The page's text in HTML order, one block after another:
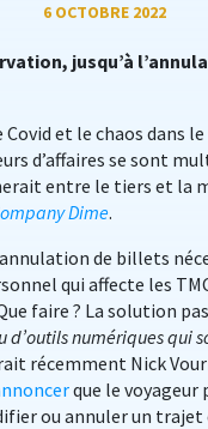
6 OCTOBRE 2022
jusqu’à
Covid et le chaos dans
d’affaires se sont
entre le tiers et la
Dime.
de billets
qui affecte les
faire ? La solution
d’outils numériques qui
récemment Nick
que le voyageur
ou annuler un